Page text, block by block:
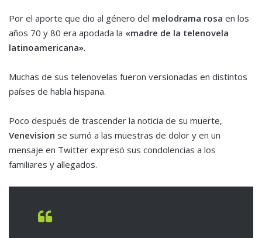
Por el aporte que dio al género del melodrama rosa en los
años 70 y 80 era apodada la «madre de la telenovela
latinoamericana».
Muchas de sus telenovelas fueron versionadas en distintos
países de habla hispana.
Poco después de trascender la noticia de su muerte,
Venevision se sumó a las muestras de dolor y en un
mensaje en Twitter expresó sus condolencias a los
familiares y allegados.